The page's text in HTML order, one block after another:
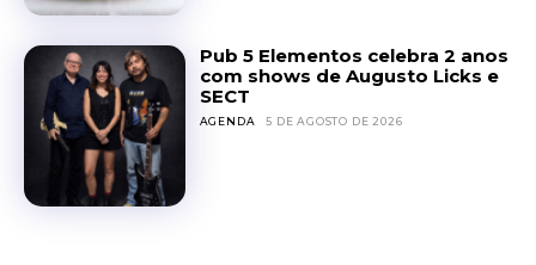
Pub 5 Elementos celebra 2 anos
com shows de Augusto Licks e
SECT
AGENDA 5 DE AGOSTO DE 2026